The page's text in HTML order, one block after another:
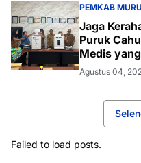
PEMKAB
Jaga
Puruk
Medis
Agustus 04,
Failed to load posts.